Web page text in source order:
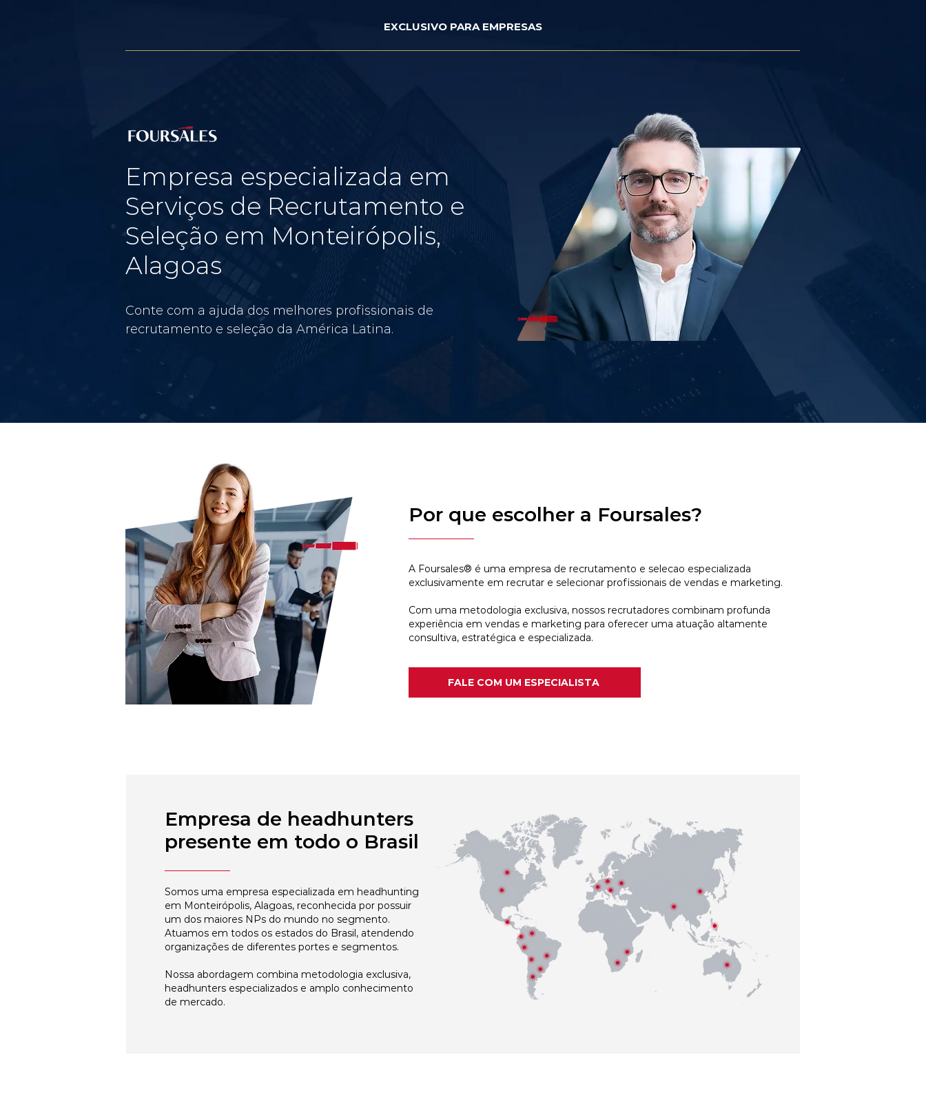
EXCLUSIVO PARA EMPRESAS
Empresa especializada em
Serviços de Recrutamento e
Seleção em Monteirópolis,
Alagoas
Conte com a ajuda dos melhores profissionais de
recrutamento e seleção da América Latina.
Por que escolher a Foursales?
A Foursales® é uma empresa de recrutamento e selecao especializada
exclusivamente em recrutar e selecionar profissionais de vendas e marketing.
Com uma metodologia exclusiva, nossos recrutadores combinam profunda
experiência em vendas e marketing para oferecer uma atuação altamente
consultiva, estratégica e especializada.
FALE COM UM ESPECIALISTA
Empresa de headhunters
presente em todo o Brasil
Somos uma empresa especializada em headhunting
em Monteirópolis, Alagoas, reconhecida por possuir
um dos maiores NPs do mundo no segmento.
Atuamos em todos os estados do Brasil, atendendo
organizações de diferentes portes e segmentos.
Nossa abordagem combina metodologia exclusiva,
headhunters especializados e amplo conhecimento
de mercado.